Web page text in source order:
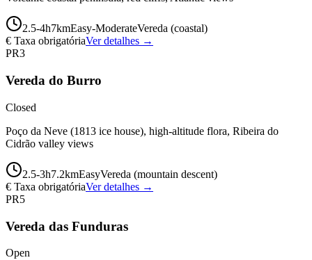
2.5-4h7kmEasy-ModerateVereda (coastal)
€ Taxa obrigatóriaVer detalhes →
PR3
Vereda do Burro
Closed
Poço da Neve (1813 ice house), high-altitude flora, Ribeira do
Cidrão valley views
2.5-3h7.2kmEasyVereda (mountain descent)
€ Taxa obrigatóriaVer detalhes →
PR5
Vereda das Funduras
Open